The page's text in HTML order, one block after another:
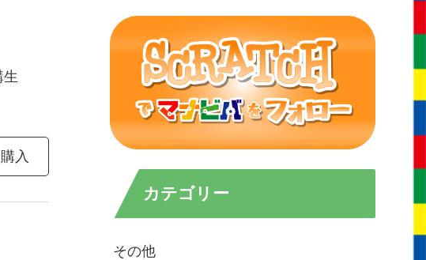
生
入
カテゴリー
その他